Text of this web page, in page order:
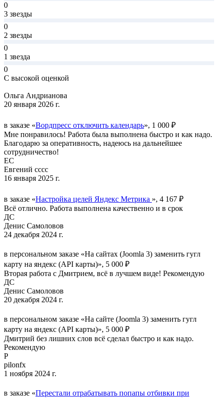
0
3 звезды
0
2 звезды
0
1 звезда
0
С высокой оценкой
Ольга Андрианова
20 января 2026 г.
в заказе «Вордпресс отключить календарь», 1 000 ₽
Мне понравилось! Работа была выполнена быстро и как надо.
Благодарю за оперативность, надеюсь на дальнейшее
сотрудничество!
ЕС
Евгений сссс
16 января 2025 г.
в заказе «Настройка целей Яндекс Метрика », 4 167 ₽
Всё отлично. Работа выполнена качественно и в срок
ДС
Денис Самоловов
24 декабря 2024 г.
в персональном заказе «На сайтах (Joomla 3) заменить гугл
карту на яндекс (API карты)», 5 000 ₽
Вторая работа с Дмитрием, всё в лучшем виде! Рекомендую
ДС
Денис Самоловов
20 декабря 2024 г.
в персональном заказе «На сайте (Joomla 3) заменить гугл
карту на яндекс (API карты)», 5 000 ₽
Дмитрий без лишних слов всё сделал быстро и как надо.
Рекомендую
P
pilonfx
1 ноября 2024 г.
в заказе «Перестали отрабатывать попапы отбивки при